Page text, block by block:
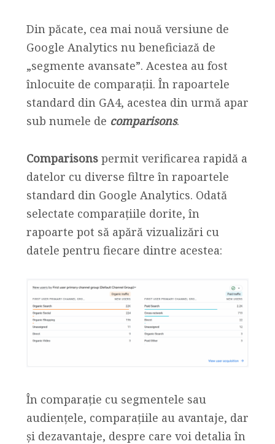
Din păcate, cea mai nouă versiune de
Google Analytics nu beneficiază de
„segmente avansate”. Acestea au fost
înlocuite de comparații. În rapoartele
standard din GA4, acestea din urmă apar
sub numele de comparisons.
Comparisonspermit verificarea rapidă a
datelor cu diverse filtre în rapoartele
standard din Google Analytics. Odată
selectate comparațiile dorite, în
rapoarte pot să apără vizualizări cu
datele pentru fiecare dintre acestea:
În comparație cu segmentele sau
audiențele, comparațiile au avantaje, dar
și dezavantaje, despre care voi detalia în